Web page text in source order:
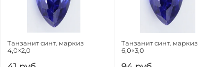
Танзанит синт. маркиз
4,0×2,0
Танзанит синт. маркиз
6,0×3,0